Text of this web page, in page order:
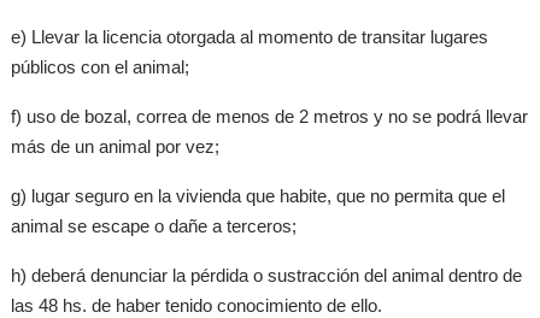
e) Llevar la licencia otorgada al momento de transitar lugares
públicos con el animal;
f) uso de bozal, correa de menos de 2 metros y no se podrá llevar
más de un animal por vez;
g) lugar seguro en la vivienda que habite, que no permita que el
animal se escape o dañe a terceros;
h) deberá denunciar la pérdida o sustracción del animal dentro de
las 48 hs. de haber tenido conocimiento de ello.